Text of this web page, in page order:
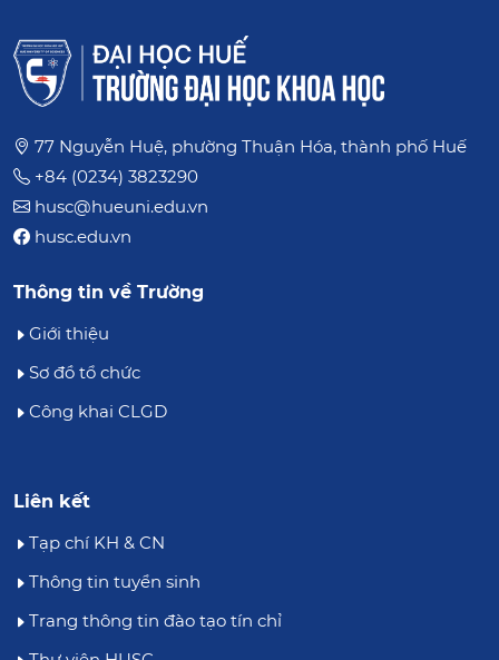
77 Nguyễn Huệ, phường Thuận Hóa, thành phố Huế
+84 (0234) 3823290
husc@hueuni.edu.vn
husc.edu.vn
Thông tin về Trường
Giới thiệu
Sơ đồ tổ chức
Công khai CLGD
Liên kết
Tạp chí KH & CN
Thông tin tuyển sinh
Trang thông tin đào tạo tín chỉ